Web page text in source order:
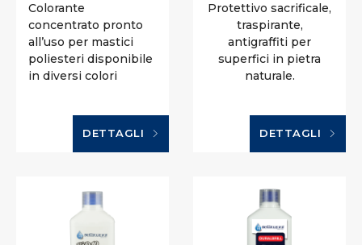
Colorante
concentrato pronto
all’uso per mastici
poliesteri disponibile
in diversi colori
DETTAGLI
Protettivo sacrificale,
traspirante,
antigraffiti per
superfici in pietra
naturale.
DETTAGLI